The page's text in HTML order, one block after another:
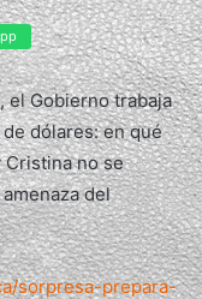
el Gobierno trabaja
dólares: en qué
no se
del
sorpresa-prepara-